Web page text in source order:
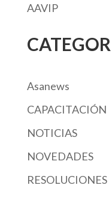
AAVIP
Asanews
CAPACITACIÓN
NOTICIAS
NOVEDADES
RESOLUCIONES